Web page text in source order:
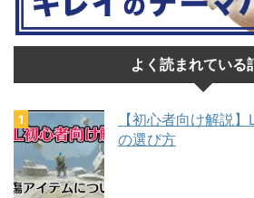
よく読まれている
【初心者向け解説
の選び方